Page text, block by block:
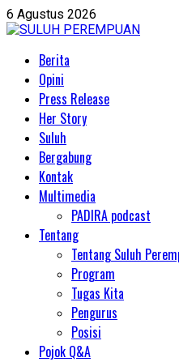
Skip
to
6 Agustus 2026
PrimaryBerita
Opini
Press Release
Her Story
Suluh
Bergabung
Kontak
Multimedia
PADIRA podcast
Tentang
Tentang Suluh
Program
Tugas Kita
Pengurus
Posisi
Pojok Q&A